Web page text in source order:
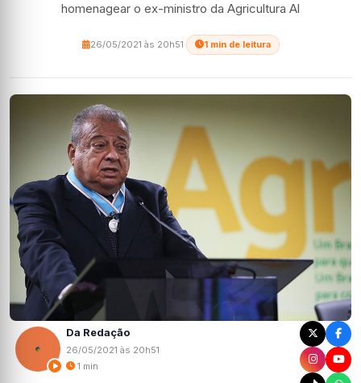
homenagear o ex-ministro da Agricultura Al
26/05/2021 às 20h51 1 min de leitura
Da Redação
26/05/2021 às 20h51
1 min